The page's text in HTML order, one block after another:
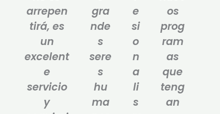
arrepen
tirá, es
un
excelent
e
servicio
y
gra
nde
s
sere
s
hu
ma
e
si
o
n
a
li
s
os
prog
ram
as
que
teng
an